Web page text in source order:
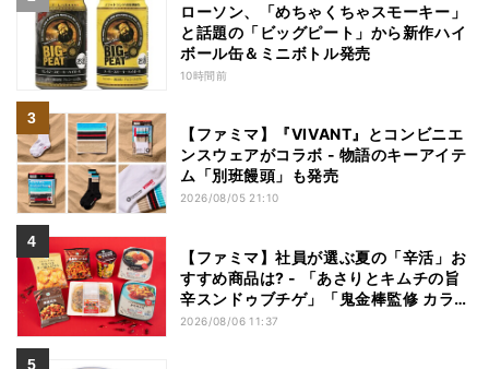
ローソン、「めちゃくちゃスモーキー」
と話題の「ビッグピート」から新作ハイ
ボール缶＆ミニボトル発売
10時間前
【ファミマ】『VIVANT』とコンビニエ
ンスウェアがコラボ - 物語のキーアイテ
ム「別班饅頭」も発売
2026/08/05 21:10
【ファミマ】社員が選ぶ夏の「辛活」お
すすめ商品は? - 「あさりとキムチの旨
辛スンドゥブチゲ」「鬼金棒監修 カラシ
ビ焼き味噌らー麺」「辛さがやみつき!
2026/08/06 11:37